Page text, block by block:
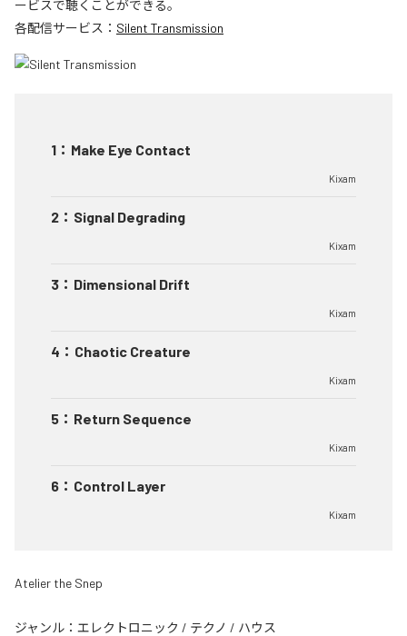
ービスで聴くことができる。
各配信サービス： Silent Transmission
1 ： Make Eye Contact
Kixam
2 ： Signal Degrading
Kixam
3 ： Dimensional Drift
Kixam
4 ： Chaotic Creature
Kixam
5 ： Return Sequence
Kixam
6 ： Control Layer
Kixam
Atelier the Snep
ジャンル： エレクトロニック / テクノ / ハウス